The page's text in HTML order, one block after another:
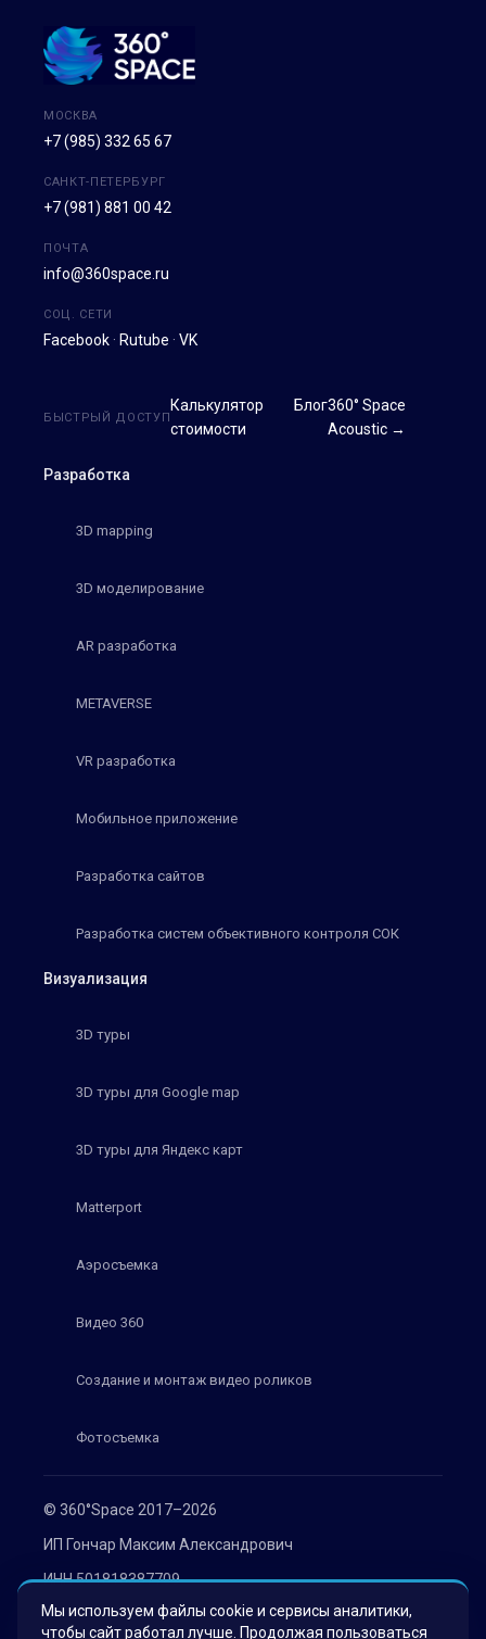
© 360°Space 2017–2026
ИП Гончар Максим Александрович
ИНН 501818387709
ОГРН 319508100030536
МОСКВА
+7 (985) 332 65 67
САНКТ-ПЕТЕРБУРГ
+7 (981) 881 00 42
ПОЧТА
info@360space.ru
СОЦ. СЕТИ
Facebook · Rutube · VK
Разработка
3D mapping
3D моделирование
AR разработка
METAVERSE
VR разработка
Мобильное приложение
Разработка сайтов
Разработка систем объективного контроля СОК
Визуализация
3D туры
3D туры для Google map
3D туры для Яндекс карт
Matterport
Аэросъемка
Видео 360
Создание и монтаж видео роликов
Фотосъемка
БЫСТРЫЙ ДОСТУП
Калькулятор
стоимости
Блог360° Space
Acoustic →
Мы используем файлы cookie и сервисы аналитики,
чтобы сайт работал лучше. Продолжая пользоваться